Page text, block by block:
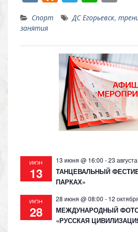
d
n
o
kl
as
s
ni
ki
el
e
gr
a
m
at
s
A
p
p
p
y
Li
n
k
Спорт ДС Егорьевск,
занятия
ИЮН
13
13 июня @ 16:00 -23
ТАНЦЕВАЛЬНЫЙ
ПАРКАХ»
ИЮН
28
28 июня @ 08:00 - 12
МЕЖДУНАРОДНЫЙ
«РУССКАЯ